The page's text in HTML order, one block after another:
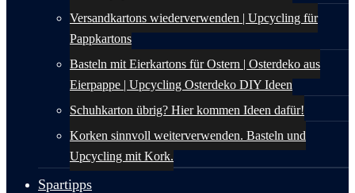
Versandkartons wiederverwenden | Upcycling für
Pappkartons
Basteln mit Eierkartons für Ostern | Osterdeko aus
Eierpappe | Upcycling Osterdeko DIY Ideen
Schuhkarton übrig? Hier kommen Ideen dafür!
Korken sinnvoll weiterverwenden. Basteln und
Upcycling mit Kork.
Spartipps